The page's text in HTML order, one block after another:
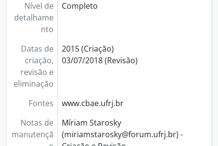
Nível de
detalhame
nto
Completo
Datas de
criação,
revisão e
eliminação
2015 (Criação)
03/07/2018 (Revisão)
Fontes
www.cbae.ufrj.br
Notas de
manutençã
Míriam Starosky
(miriamstarosky@forum.ufrj.br) -